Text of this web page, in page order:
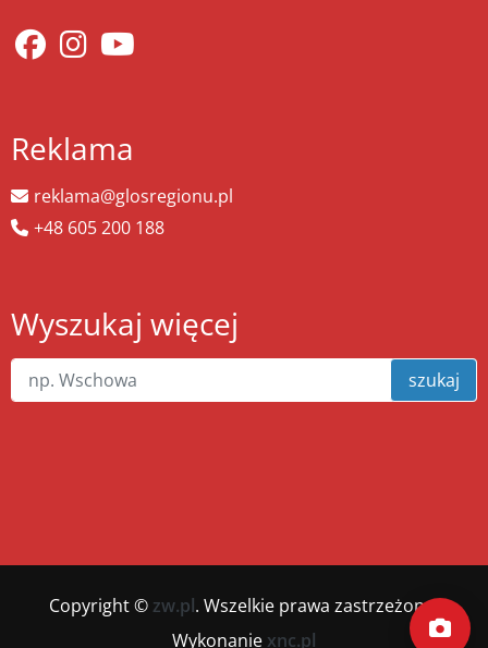
Reklama
reklama@glosregionu.pl
+48 605 200 188
Wyszukaj więcej
szukaj
Copyright © zw.pl. Wszelkie prawa zastrzeżone.
Wykonanie xnc.pl